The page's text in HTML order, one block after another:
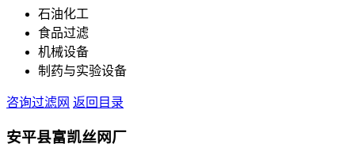
石油化工
食品过滤
机械设备
制药与实验设备
咨询过滤网 返回目录
安平县富凯丝网厂